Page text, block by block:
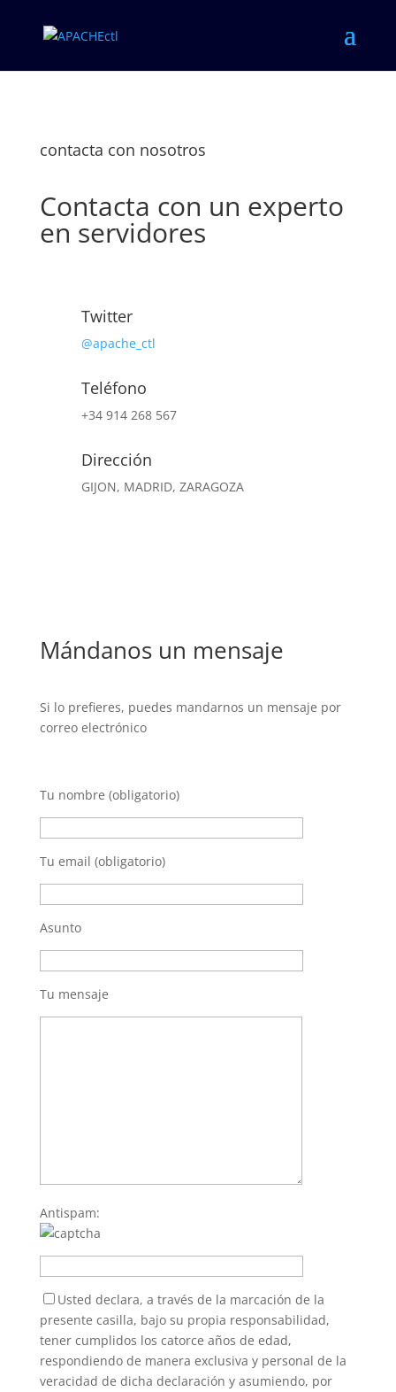
contacta con nosotros
Contacta con un experto
en servidores
Twitter
@apache_ctl
Teléfono
+34 914 268 567
Dirección
GIJON, MADRID, ZARAGOZA
Mándanos un mensaje
Si lo prefieres, puedes mandarnos un mensaje por
correo electrónico
Tu nombre (obligatorio)
Tu email (obligatorio)
Asunto
Tu mensaje
Antispam:
Usted declara, a través de la marcación de la
presente casilla, bajo su propia responsabilidad,
tener cumplidos los catorce años de edad,
respondiendo de manera exclusiva y personal de la
veracidad de dicha declaración y asumiendo, por